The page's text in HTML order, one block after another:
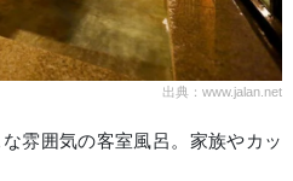
出典：www.jalan.net
雰囲気の客室風呂。家族やカッ